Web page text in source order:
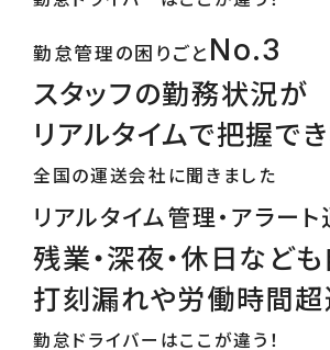
勤怠管理の困りごと No.3
スタッフの勤務状況が
リアルタイムで把握で
全国の運送会社に聞きました
リアルタイム管理・アラート
残業・深夜・休日など
打刻漏れや労働時間超
勤怠ドライバーはここが違う！